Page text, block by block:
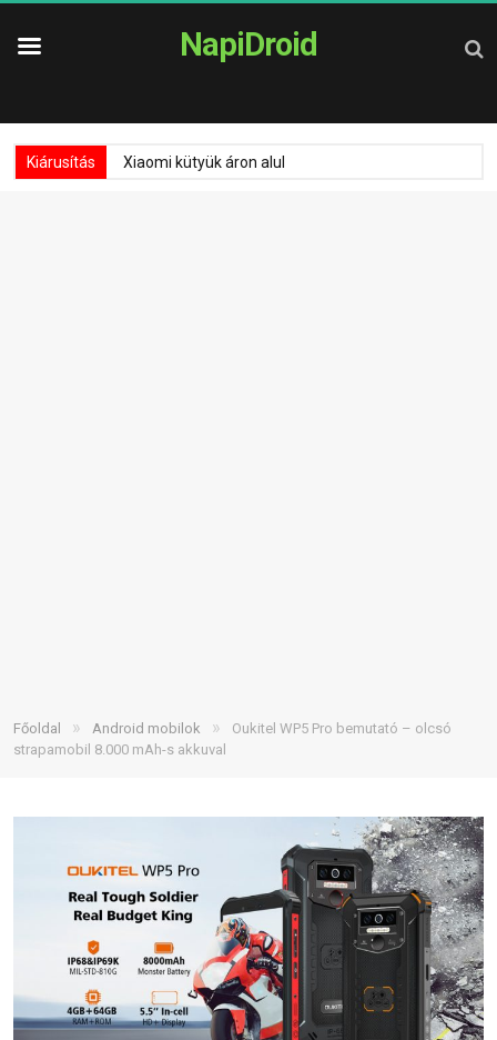
NapiDroid
Kiárusítás Xiaomi kütyük áron alul
Főoldal » Android mobilok »
Oukitel WP5 Pro bemutató – olcsó
strapamobil 8.000 mAh-s akkuval